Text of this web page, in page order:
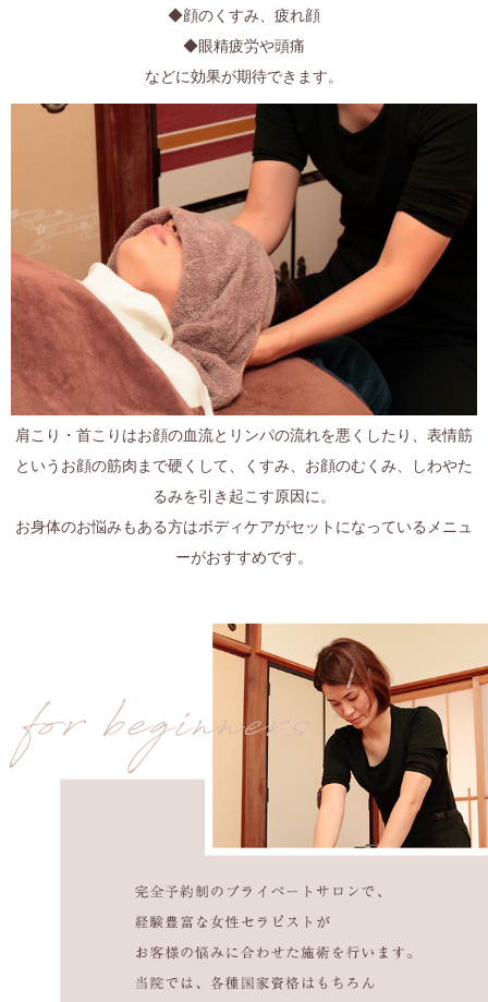
◆顔のくすみ、疲れ顔
◆眼精疲労や頭痛
などに効果が期待できます。
肩こり・首こりはお顔の血流とリンパの流れを悪くしたり、表情筋
というお顔の筋肉まで硬くして、くすみ、お顔のむくみ、しわやた
るみを引き起こす原因に。
お身体のお悩みもある方はボディケアがセットになっているメニュ
ーがおすすめです。